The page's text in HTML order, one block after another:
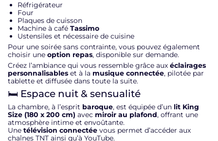
Réfrigérateur
Four
Plaques de cuisson
Machine à café Tassimo
Ustensiles et nécessaire de cuisine
Pour une soirée sans contrainte, vous pouvez également
choisir une option repas, disponible sur demande.
Créez l’ambiance qui vous ressemble grâce aux éclairages
personnalisables et à la musique connectée, pilotée par
tablette et diffusée dans toute la suite.
🛏️ Espace nuit & sensualité
La chambre, à l’esprit baroque, est équipée d’un lit King
Size (180 x 200 cm) avec miroir au plafond, offrant une
atmosphère intime et envoûtante.
Une télévision connectée vous permet d’accéder aux
chaînes TNT ainsi qu’à YouTube.